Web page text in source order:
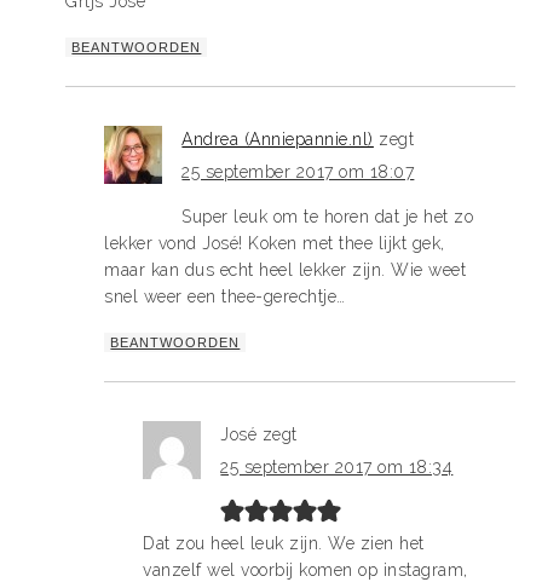
BEANTWOORDEN
Andrea (Anniepannie.nl) zegt
25 september 2017 om 18:07
Super leuk om te horen dat je het zo
lekker vond José! Koken met thee lijkt gek,
maar kan dus echt heel lekker zijn. Wie weet
snel weer een thee-gerechtje…
BEANTWOORDEN
José zegt
25 september 2017 om 18:34
Dat zou heel leuk zijn. We zien het
vanzelf wel voorbij komen op instagram,